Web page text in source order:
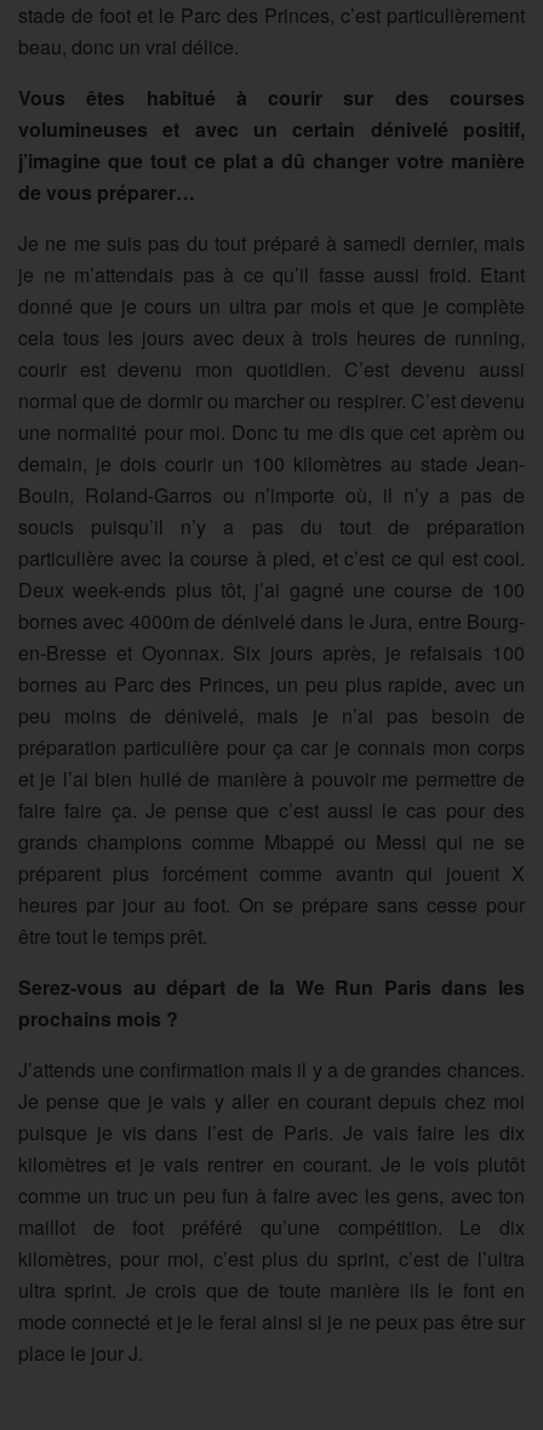
stade de foot et le Parc des Princes, c’est particulièrement
beau, donc un vrai délice.
Vous êtes habitué à courir sur des courses
volumineuses et avec un certain dénivelé positif,
j’imagine que tout ce plat a dû changer votre manière
de vous préparer…
Je ne me suis pas du tout préparé à samedi dernier, mais
je ne m’attendais pas à ce qu’il fasse aussi froid. Etant
donné que je cours un ultra par mois et que je complète
cela tous les jours avec deux à trois heures de running,
courir est devenu mon quotidien. C’est devenu aussi
normal que de dormir ou marcher ou respirer. C’est devenu
une normalité pour moi. Donc tu me dis que cet aprèm ou
demain, je dois courir un 100 kilomètres au stade Jean-
Bouin, Roland-Garros ou n’importe où, il n’y a pas de
soucis puisqu’il n’y a pas du tout de préparation
particulière avec la course à pied, et c’est ce qui est cool.
Deux week-ends plus tôt, j’ai gagné une course de 100
bornes avec 4000m de dénivelé dans le Jura, entre Bourg-
en-Bresse et Oyonnax. Six jours après, je refaisais 100
bornes au Parc des Princes, un peu plus rapide, avec un
peu moins de dénivelé, mais je n’ai pas besoin de
préparation particulière pour ça car je connais mon corps
et je l’ai bien huilé de manière à pouvoir me permettre de
faire faire ça. Je pense que c’est aussi le cas pour des
grands champions comme Mbappé ou Messi qui ne se
préparent plus forcément comme avantn qui jouent X
heures par jour au foot. On se prépare sans cesse pour
être tout le temps prêt.
Serez-vous au départ de la We Run Paris dans les
prochains mois ?
J’attends une confirmation mais il y a de grandes chances.
Je pense que je vais y aller en courant depuis chez moi
puisque je vis dans l’est de Paris. Je vais faire les dix
kilomètres et je vais rentrer en courant. Je le vois plutôt
comme un truc un peu fun à faire avec les gens, avec ton
maillot de foot préféré qu’une compétition. Le dix
kilomètres, pour moi, c’est plus du sprint, c’est de l’ultra
ultra sprint. Je crois que de toute manière ils le font en
mode connecté et je le ferai ainsi si je ne peux pas être sur
place le jour J.